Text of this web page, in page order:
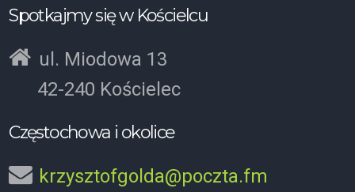
Spotkajmy się w Kościelcu
ul. Miodowa 13
42-240 Kościelec
Częstochowa i okolice
krzysztofgolda@poczta.fm